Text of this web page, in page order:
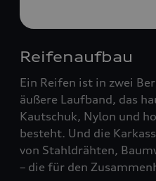
Reifenaufbau
Ein Reifen ist in zwei
äußere Laufband, das
Kautschuk, Nylon und
besteht. Und die
von Stahldrähten,
– die für den